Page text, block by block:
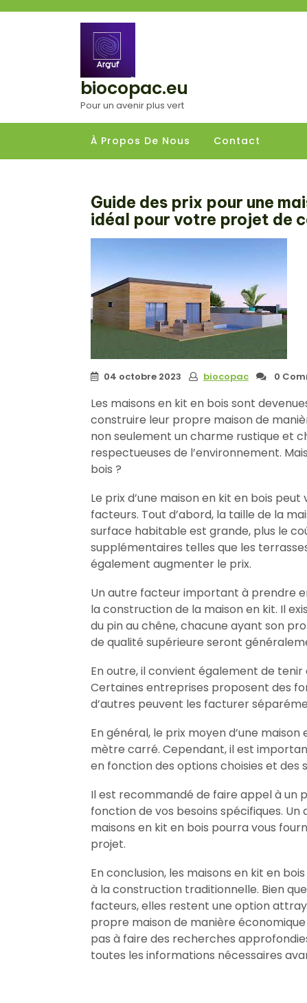
biocopac.eu
Pour un avenir plus vert
À Propos De Nous Contact
Guide des prix pour une
idéal pour votre projet de
04 octobre 2023 biocopac 0
Les maisons en kit en bois sont
construire leur propre maison de
non seulement un charme rustique et
respectueuses de l’environnement.
bois ?
Le prix d’une maison en kit en bois
facteurs. Tout d’abord, la taille de la
surface habitable est grande, plus le
supplémentaires telles que les
également augmenter le prix.
Un autre facteur important à prendre
la construction de la maison en kit. Il
du pin au chêne, chacune ayant son
de qualité supérieure seront
En outre, il convient également de
Certaines entreprises proposent des
d’autres peuvent les facturer
En général, le prix moyen d’une
mètre carré. Cependant, il est
en fonction des options choisies et des
Il est recommandé de faire appel à un
fonction de vos besoins spécifiques.
maisons en kit en bois pourra vous
projet.
En conclusion, les maisons en kit en
à la construction traditionnelle. Bien
facteurs, elles restent une option
propre maison de manière
pas à faire des recherches
toutes les informations nécessaires